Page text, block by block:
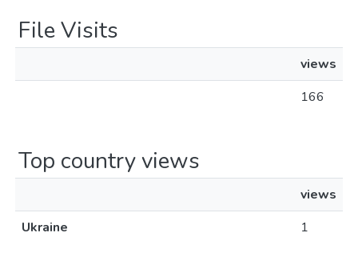
File Visits
views
166
Top country views
views
Ukraine
1